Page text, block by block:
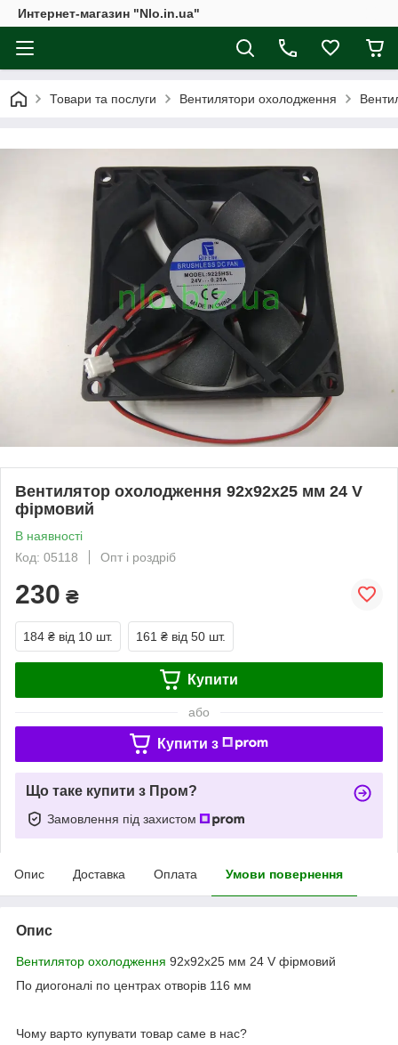
Интернет-магазин "Nlo.in.ua"
Товари та послуги Вентилятори охолодження
Вентилятор охолодження 92х92х25 мм 24 V
фірмовий
В наявності
Код: 05118
Опт і роздріб
230 ₴
184 ₴ від 10 шт. 161 ₴ від 50 шт.
Купити
або
Купити з
Що таке купити з Пром?
Замовлення під захистом
Опис Доставка Оплата Умови повернення
Опис
Вентилятор охолодження 92х92х25 мм 24 V фірмовий
По диогоналі по центрах отворів 116 мм
Чому варто купувати товар саме в нас?